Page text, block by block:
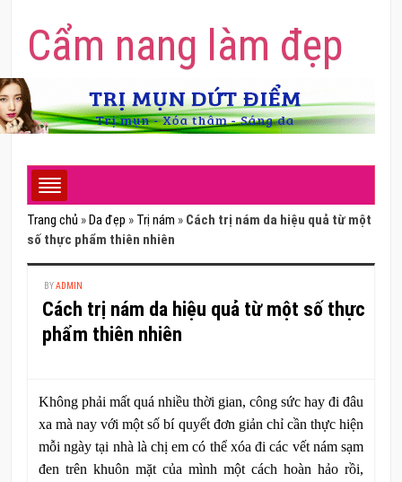
Cẩm nang làm đẹp
Trang chủ » Da đẹp » Trị nám » Cách trị nám da hiệu quả từ một
số thực phẩm thiên nhiên
BYADMIN
Cách trị nám da hiệu quả từ một số thực
phẩm thiên nhiên
Không phải mất quá nhiều thời gian, công sức hay đi đâu
xa mà nay với một số bí quyết đơn giản chỉ cần thực hiện
mỗi ngày tại nhà là chị em có thể xóa đi các vết nám sạm
đen trên khuôn mặt của mình một cách hoàn hảo rồi,